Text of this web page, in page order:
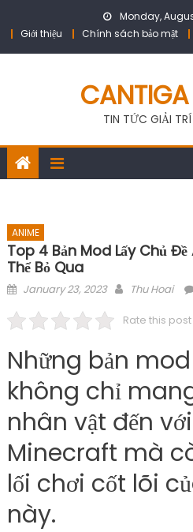
Monday,
Giới thiệu
Chính sách bảo mật
TIN TỨC GIẢI
ANIME
Top 4 Bản Mod Lấy Chủ
Thể Bỏ Qua
Posted
January 23, 2023 Author
Thu Hoai
Rate this post
Những bản
không chỉ
nhân vật đến
Minecraft mà
lối chơi cốt lõi
này.